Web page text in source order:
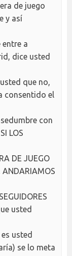
de juego
y así
entre a
dice usted
que no,
consentido el
con
LOS
DE JUEGO
ANDARIAMOS
usted
usted
se lo meta